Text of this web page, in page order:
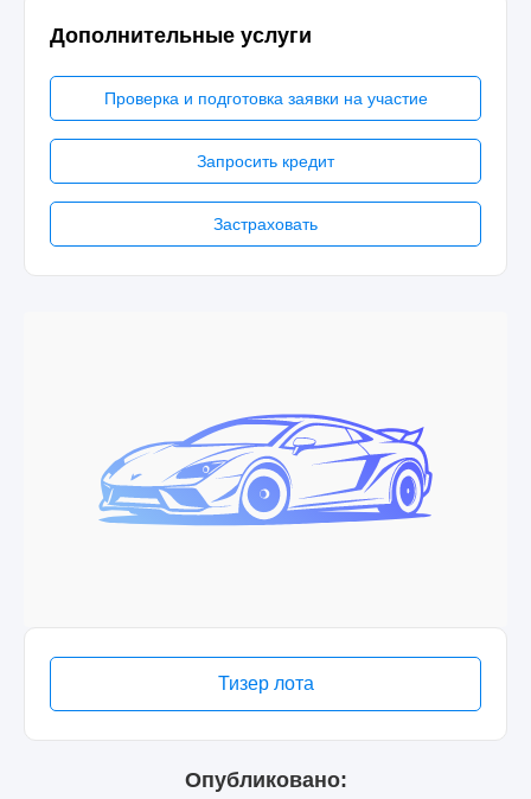
Дополнительные услуги
Проверка и подготовка заявки на участие
Запросить кредит
Застраховать
Тизер лота
Опубликовано: